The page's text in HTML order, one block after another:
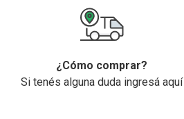
¿Cómo comprar?
Si tenés alguna duda ingresá aquí